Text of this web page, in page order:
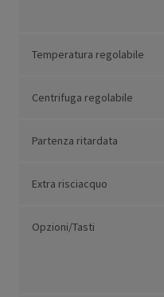
Temperatura regolabile
Centrifuga regolabile
Partenza ritardata
Extra risciacquo
Opzioni/Tasti